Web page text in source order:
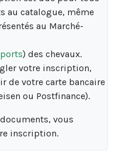
au catalogue, même
au Marché-
) des chevaux.
votre inscription,
de votre carte bancaire
ou Postfinance).
vous
inscription.